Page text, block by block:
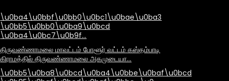
\u0ba4\u0bbf\u0bb0\u0bc1\u0bae\u0ba3
\u0bb5\u0bb0\u0ba9\u0bcd
\u0ba4\u0bc7\u0b9f…
திருவண்ணாமலை மாவட்டம் போளூர் வட்டம் கஸ்தம்பாடி
கிராமத்தில் திருவண்ணாமலை அகமுடையா…
\u0bb5\u0ba8\u0bcd\u0ba4\u0bbe\u0baf\u0bcd